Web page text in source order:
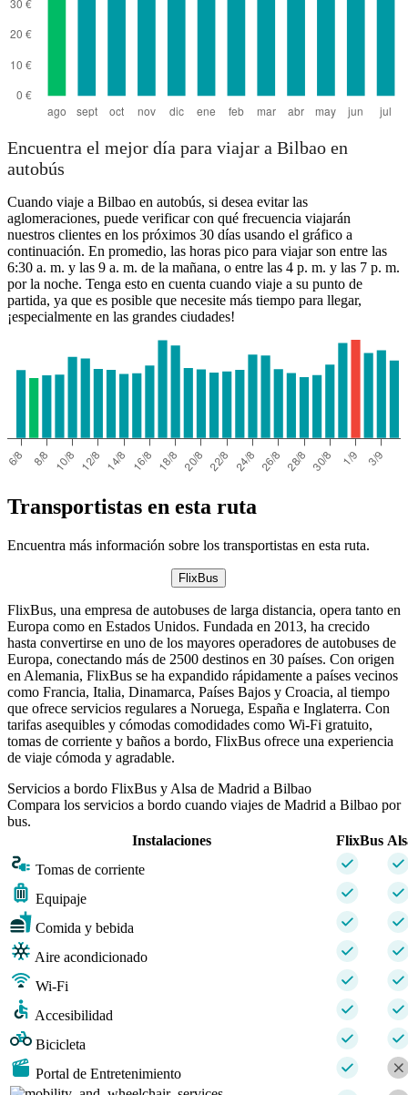
Encuentra el mejor día para viajar a Bilbao en
autobús
Cuando viaje a Bilbao en autobús, si desea evitar las
aglomeraciones, puede verificar con qué frecuencia viajarán
nuestros clientes en los próximos 30 días usando el gráfico a
continuación. En promedio, las horas pico para viajar son entre las
6:30 a. m. y las 9 a. m. de la mañana, o entre las 4 p. m. y las 7 p. m.
por la noche. Tenga esto en cuenta cuando viaje a su punto de
partida, ya que es posible que necesite más tiempo para llegar,
¡especialmente en las grandes ciudades!
Transportistas en esta ruta
Encuentra más información sobre los transportistas en esta ruta.
FlixBus
FlixBus, una empresa de autobuses de larga distancia, opera tanto en
Europa como en Estados Unidos. Fundada en 2013, ha crecido
hasta convertirse en uno de los mayores operadores de autobuses de
Europa, conectando más de 2500 destinos en 30 países. Con origen
en Alemania, FlixBus se ha expandido rápidamente a países vecinos
como Francia, Italia, Dinamarca, Países Bajos y Croacia, al tiempo
que ofrece servicios regulares a Noruega, España e Inglaterra. Con
tarifas asequibles y cómodas comodidades como Wi-Fi gratuito,
tomas de corriente y baños a bordo, FlixBus ofrece una experiencia
de viaje cómoda y agradable.
Servicios a bordo FlixBus y Alsa de Madrid a Bilbao
Compara los servicios a bordo cuando viajes de Madrid a Bilbao por
bus.
Instalaciones
FlixBus
Tomas de corriente
Equipaje
Comida y bebida
Aire acondicionado
Wi-Fi
Accesibilidad
Bicicleta
Portal de Entretenimiento